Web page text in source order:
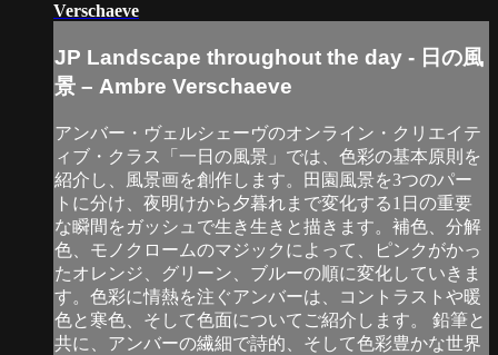
Verschaeve
JP Landscape throughout the day - 日の風
景 – Ambre Verschaeve
アンバー・ヴェルシェーヴのオンライン・クリエイテ
ィブ・クラス「一日の風景」では、色彩の基本原則を
紹介し、風景画を創作します。田園風景を3つのパー
トに分け、夜明けから夕暮れまで変化する1日の重要
な瞬間をガッシュで生き生きと描きます。補色、分解
色、モノクロームのマジックによって、ピンクがかっ
たオレンジ、グリーン、ブルーの順に変化していきま
す。色彩に情熱を注ぐアンバーは、コントラストや暖
色と寒色、そして色面についてご紹介します。 鉛筆と
共に、アンバーの繊細で詩的、そして色彩豊かな世界